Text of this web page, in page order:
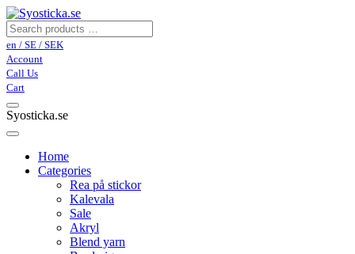
en / SE / SEK
Account
Call Us
Cart
Syosticka.se
Home
Categories
Rea på stickor
Kalevala
Sale
Akryl
Blend yarn